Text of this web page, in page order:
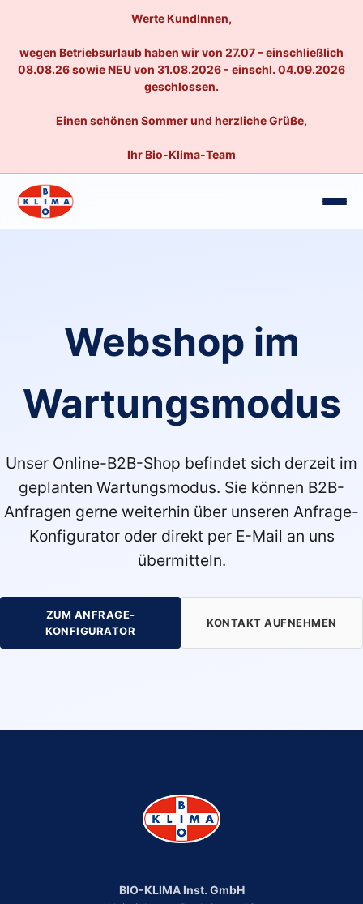
Werte KundInnen,
wegen Betriebsurlaub haben wir von 27.07 – einschließlich
08.08.26 sowie NEU von 31.08.2026 - einschl. 04.09.2026
geschlossen.
Einen schönen Sommer und herzliche Grüße,
Ihr Bio-Klima-Team
Webshop im
Wartungsmodus
Unser Online-B2B-Shop befindet sich derzeit im
geplanten Wartungsmodus. Sie können B2B-
Anfragen gerne weiterhin über unseren Anfrage-
Konfigurator oder direkt per E-Mail an uns
übermitteln.
ZUM ANFRAGE-
KONFIGURATOR
KONTAKT AUFNEHMEN
BIO-KLIMA Inst. GmbH